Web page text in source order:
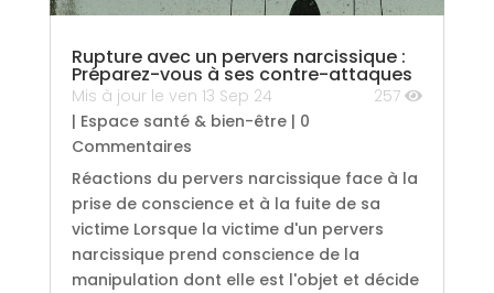
Rupture avec un pervers narcissique :
Préparez-vous à ses contre-attaques
Mis à jour le ven 13 Sep 24
257
| Espace santé & bien-être| 0
Commentaires
Réactions du pervers narcissique face à la
prise de conscience et à la fuite de sa
victime Lorsque la victime d'un pervers
narcissique prend conscience de la
manipulation dont elle est l'objet et décide